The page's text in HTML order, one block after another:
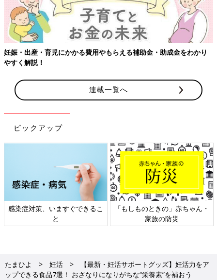
金・助成金をわかり
連載一覧へ
ピックアップ
しものときの」赤ちゃん・
家族の防災
日本外来小児科学会リーフレッ
ト検討会
六
たまひよ 妊活
【最新・妊活サポートグッズ】妊活力をア
ップできる食品7選！ おざなりになりがちな“栄養素”を補おう